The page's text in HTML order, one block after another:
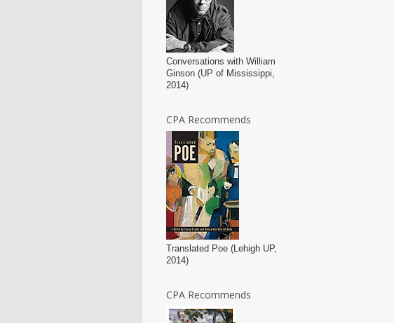
Conversations with William
Ginson (UP of Mississippi,
2014)
CPA Recommends
Translated Poe (Lehigh UP,
2014)
CPA Recommends